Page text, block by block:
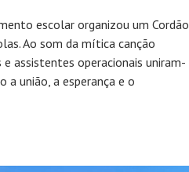
escolar organizou um Cordão
Ao som da mítica canção
assistentes operacionais uniram-
a união, a esperança e o